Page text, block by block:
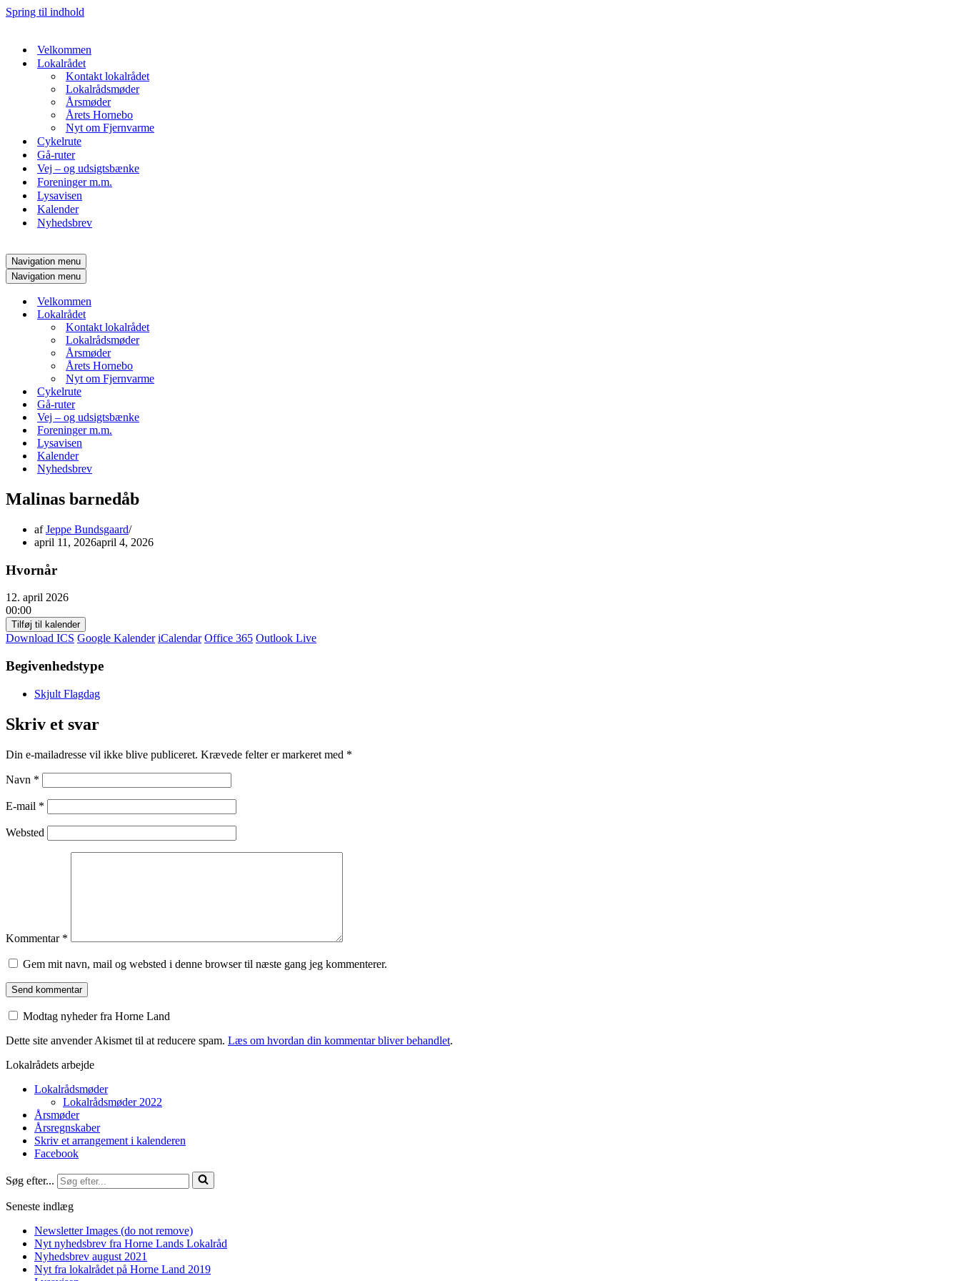
Spring til indhold
Velkommen
Lokalrådet
Kontakt lokalrådet
Lokalrådsmøder
Årsmøder
Årets Hornebo
Nyt om Fjernvarme
Cykelrute
Gå-ruter
Vej – og udsigtsbænke
Foreninger m.m.
Lysavisen
Kalender
Nyhedsbrev
Navigation menu
Navigation menu
Velkommen
Lokalrådet
Kontakt lokalrådet
Lokalrådsmøder
Årsmøder
Årets Hornebo
Nyt om Fjernvarme
Cykelrute
Gå-ruter
Vej – og udsigtsbænke
Foreninger m.m.
Lysavisen
Kalender
Nyhedsbrev
Malinas barnedåb
afJeppe Bundsgaard
april 11, 2026april 4, 2026
Hvornår
12. april 2026
00:00
Tilføj til kalender
Download ICS Google Kalender iCalendar Office 365 Outlook Live
Begivenhedstype
Skjult Flagdag
Skriv et svar
Din e-mailadresse vil ikke blive publiceret. Krævede felter er markeret med *
Navn *
E-mail *
Websted
Kommentar *
Gem mit navn, mail og websted i denne browser til næste gang jeg kommenterer.
Modtag nyheder fra Horne Land
Dette site anvender Akismet til at reducere spam. Læs om hvordan din kommentar bliver behandlet.
Lokalrådets arbejde
Lokalrådsmøder
Lokalrådsmøder 2022
Årsmøder
Årsregnskaber
Skriv et arrangement i kalenderen
Facebook
Søg efter...
Seneste indlæg
Newsletter Images (do not remove)
Nyt nyhedsbrev fra Horne Lands Lokalråd
Nyhedsbrev august 2021
Nyt fra lokalrådet på Horne Land 2019